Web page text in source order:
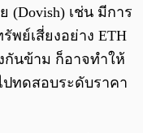
เช่น มีการ
พย์เสี่ยงอย่าง ETH
นข้าม ก็อาจทำให้
ทดสอบระดับราคา